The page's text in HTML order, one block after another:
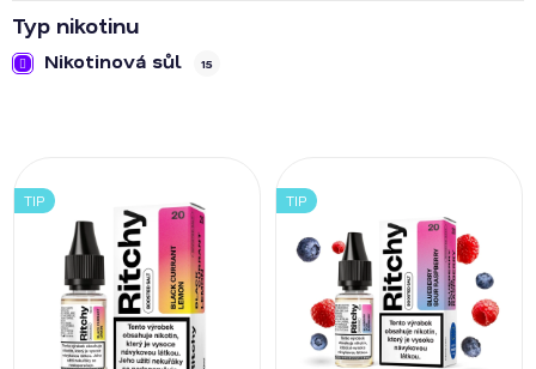
Typ nikotinu
Nikotinová sůl 15
ý
p
TIP TIP